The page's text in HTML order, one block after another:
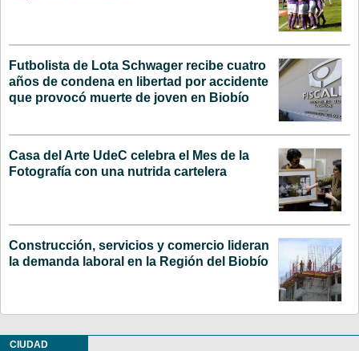
Futbolista de Lota Schwager recibe cuatro
años de condena en libertad por accidente
que provocó muerte de joven en Biobío
Casa del Arte UdeC celebra el Mes de la
Fotografía con una nutrida cartelera
Construcción, servicios y comercio lideran
la demanda laboral en la Región del Biobío
CIUDAD